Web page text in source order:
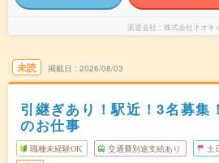
派遣会社 株式会社ネオキ
未読 掲載日 2026/08/03
引継ぎあり！駅近！3名募集
のお仕事
職種未経験OK 交通費別途支給あり 土